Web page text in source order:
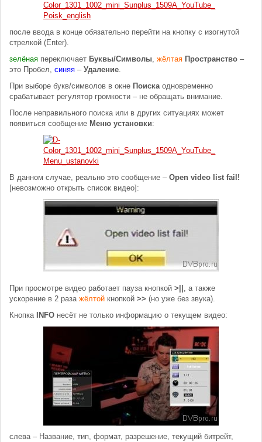
после ввода в конце обязательно перейти на кнопку с изогнутой
стрелкой (Enter).
зелёная переключает Буквы/Символы, жёлтая Пространство –
это Пробел, синяя – Удаление.
При выборе букв/символов в окне Поискаодновременно
срабатывает регулятор громкости – не обращать внимание.
После неправильного поиска или в других ситуациях может
появиться сообщение Меню установки:
В данном случае, реально это сообщение – Open video list fail!
[невозможно открыть список видео]:
При просмотре видео работает пауза кнопкой >|| , а также
ускорение в 2 раза жёлтой кнопкой >> (но уже без звука).
Кнопка INFO несёт не только информацию о текущем видео:
слева – Название, тип, формат, разрешение, текущий битрейт,